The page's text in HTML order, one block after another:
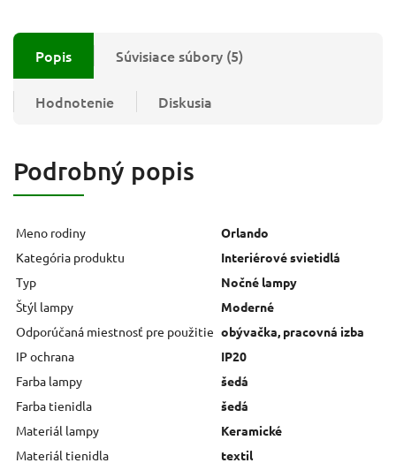
Popis Súvisiace súbory (5)
Hodnotenie Diskusia
Podrobný popis
Meno rodiny
Orlando
Kategória produktu
Interiérové svietidlá
Typ
Nočné lampy
Štýl lampy
Moderné
Odporúčaná miestnosť pre použitie obývačka, pracovná izba
IP ochrana
IP20
Farba lampy
šedá
Farba tienidla
šedá
Materiál lampy
Keramické
Materiál tienidla
textil